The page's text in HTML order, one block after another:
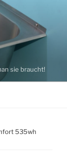
sie braucht!
535wh